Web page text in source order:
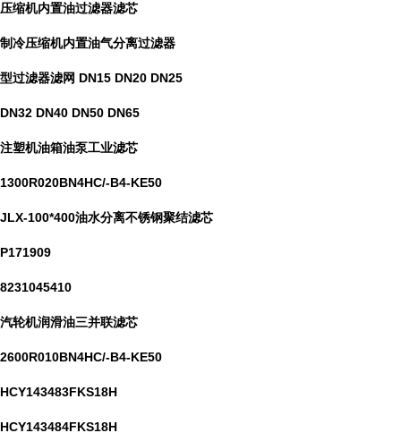
压缩机内置油过滤器滤芯
制冷压缩机内置油气分离过滤器
型过滤器滤网 DN15 DN20 DN25
DN32 DN40 DN50 DN65
注塑机油箱油泵工业滤芯
1300R020BN4HC/-B4-KE50
JLX-100*400油水分离不锈钢聚结滤芯
P171909
8231045410
汽轮机润滑油三并联滤芯
2600R010BN4HC/-B4-KE50
HCY143483FKS18H
HCY143484FKS18H